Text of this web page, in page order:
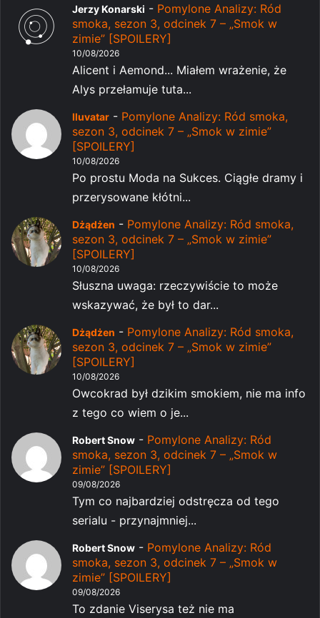
Jerzy Konarski - Pomylone Analizy: Ród
smoka, sezon 3, odcinek 7 – „Smok w
zimie” [SPOILERY]
10/08/2026
Alicent i Aemond... Miałem wrażenie, że
Alys przełamuje tuta...
Iluvatar - Pomylone Analizy: Ród smoka,
sezon 3, odcinek 7 – „Smok w zimie”
[SPOILERY]
10/08/2026
Po prostu Moda na Sukces. Ciągłe dramy i
przerysowane kłótni...
Dżądżen - Pomylone Analizy: Ród smoka,
sezon 3, odcinek 7 – „Smok w zimie”
[SPOILERY]
10/08/2026
Słuszna uwaga: rzeczywiście to może
wskazywać, że był to dar...
Dżądżen - Pomylone Analizy: Ród smoka,
sezon 3, odcinek 7 – „Smok w zimie”
[SPOILERY]
10/08/2026
Owcokrad był dzikim smokiem, nie ma info
z tego co wiem o je...
Robert Snow - Pomylone Analizy: Ród
smoka, sezon 3, odcinek 7 – „Smok w
zimie” [SPOILERY]
09/08/2026
Tym co najbardziej odstręcza od tego
serialu - przynajmniej...
Robert Snow - Pomylone Analizy: Ród
smoka, sezon 3, odcinek 7 – „Smok w
zimie” [SPOILERY]
09/08/2026
To zdanie Viserysa też nie ma